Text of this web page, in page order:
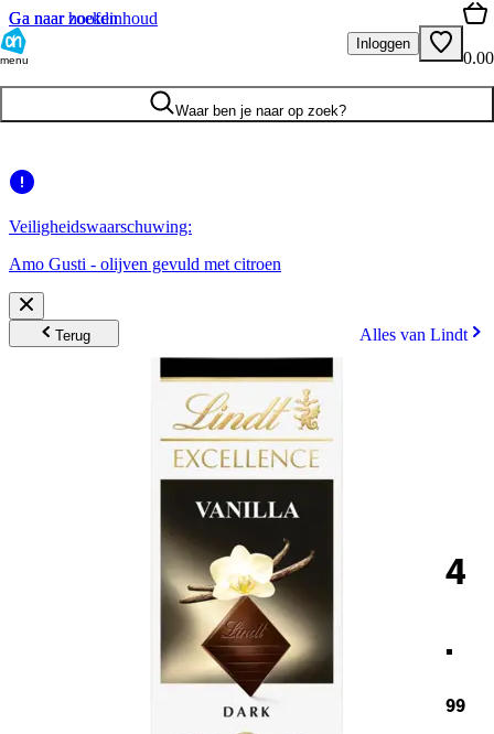
Ga naar hoofdinhoud
Ga naar zoeken
menu
Inloggen
0.00
Waar ben je naar op zoek?
Veiligheidswaarschuwing:
Amo Gusti - olijven gevuld met citroen
Terug Alles van Lindt
4
.
99